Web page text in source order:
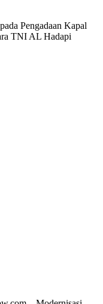
pada Pengadaan Kapal
TNI AL Hadapi